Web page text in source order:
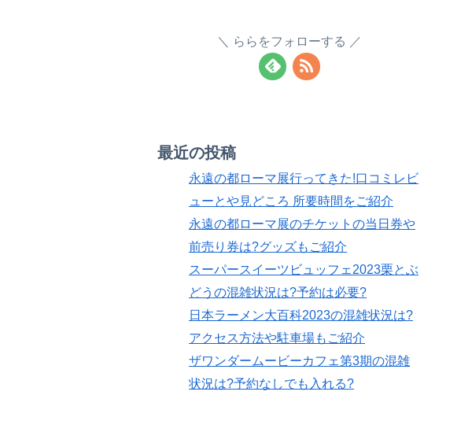
ららをフォローする
最近の投稿
永遠の都ローマ展行ってきた!口コミレビ
ューとや見どころ 所要時間をご紹介
永遠の都ローマ展のチケットの当日券や
前売り券は?グッズもご紹介
スーパースイーツビュッフェ2023栗とぶ
どうの混雑状況は?予約は必要?
日本ラーメン大百科2023の混雑状況は?
アクセス方法や駐車場もご紹介
ザワンダームービーカフェ第3期の混雑
状況は?予約なしでも入れる?